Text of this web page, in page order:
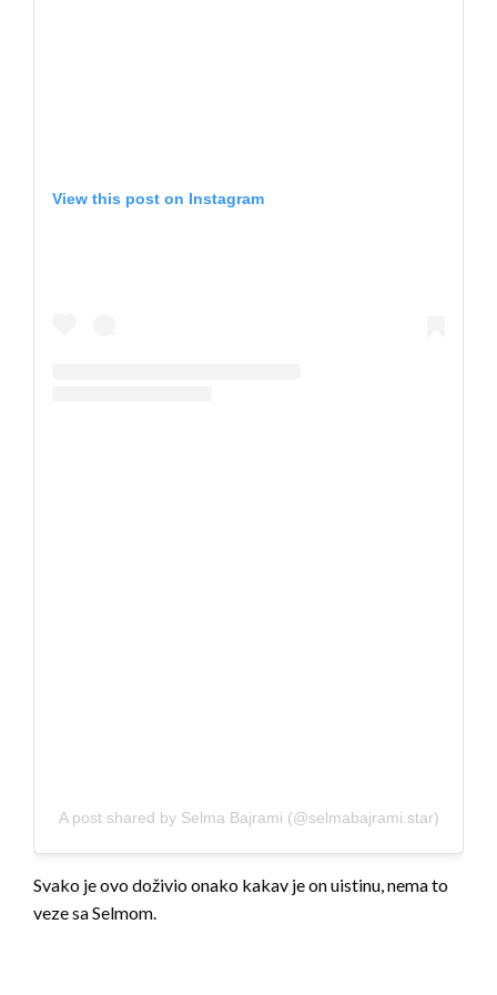
View this post on Instagram
A post shared by Selma Bajrami (@selmabajrami.star)
Svako je ovo doživio onako kakav je on uistinu, nema to
veze sa Selmom.